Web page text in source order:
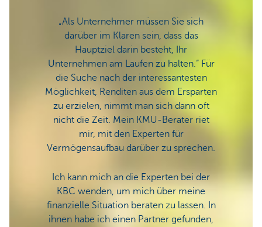
„Als Unternehmer müssen Sie sich
darüber im Klaren sein, dass das
Hauptziel darin besteht, Ihr
Unternehmen am Laufen zu halten.“ Für
die Suche nach der interessantesten
Möglichkeit, Renditen aus dem Ersparten
zu erzielen, nimmt man sich dann oft
nicht die Zeit. Mein KMU-Berater riet
mir, mit den Experten für
Vermögensaufbau darüber zu sprechen.
Ich kann mich an die Experten bei der
KBC wenden, um mich über meine
finanzielle Situation beraten zu lassen. In
ihnen habe ich einen Partner gefunden,